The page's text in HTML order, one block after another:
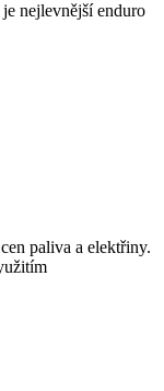
nejlevnější enduro
paliva a elektřiny.